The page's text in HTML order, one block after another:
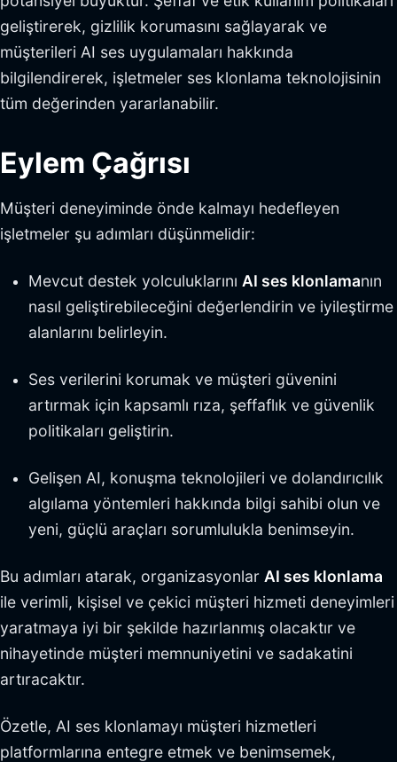
geliştirerek, gizlilik korumasını sağlayarak ve
müşterileri AI ses uygulamaları hakkında
bilgilendirerek, işletmeler ses klonlama teknolojisinin
tüm değerinden yararlanabilir.
Eylem Çağrısı
Müşteri deneyiminde önde kalmayı hedefleyen
işletmeler şu adımları düşünmelidir:
Mevcut destek yolculuklarını AI ses klonlamanın
nasıl geliştirebileceğini değerlendirin ve iyileştirme
alanlarını belirleyin.
Ses verilerini korumak ve müşteri güvenini
artırmak için kapsamlı rıza, şeffaflık ve güvenlik
politikaları geliştirin.
Gelişen AI, konuşma teknolojileri ve dolandırıcılık
algılama yöntemleri hakkında bilgi sahibi olun ve
yeni, güçlü araçları sorumlulukla benimseyin.
Bu adımları atarak, organizasyonlar AI ses klonlama
ile verimli, kişisel ve çekici müşteri hizmeti deneyimleri
yaratmaya iyi bir şekilde hazırlanmış olacaktır ve
nihayetinde müşteri memnuniyetini ve sadakatini
artıracaktır.
Özetle, AI ses klonlamayı müşteri hizmetleri
platformlarına entegre etmek ve benimsemek,